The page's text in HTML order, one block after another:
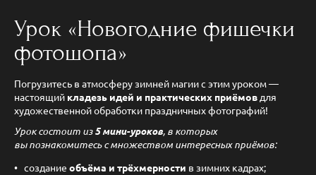
Урок «Новогодние фишечки
фотошопа»
Погрузитесь в атмосферу зимней магии с этим уроком —
настоящий кладезь идей и практических приёмов для
художественной обработки праздничных фотографий!
Урок состоит из5 мини-уроков, в которых
вы познакомитесь с множеством интересных приёмов:
создание объёма и трёхмерности в зимних кадрах;